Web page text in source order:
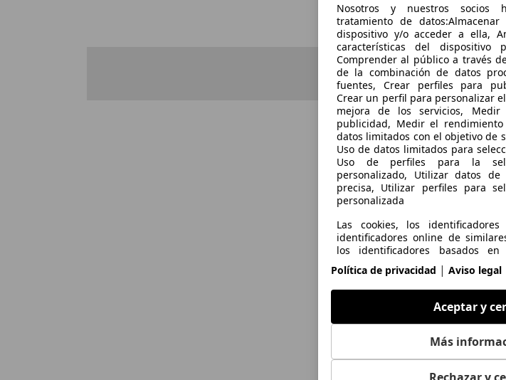
AL-MAKKA Datos
Nosotros y nuestros socios
tratamiento de
dispositivo y/o acceder a ella,
características del dispositivo
Comprender al público a través
de la combinación de datos
fuentes, Crear perfiles para
Crear un perfil para personalizar
mejora de los servicios,
publicidad, Medir el
datos limitados con el objetivo de
Uso de datos limitados para
Uso de perfiles para la
personalizado, Utilizar datos de
precisa, Utilizar perfiles para
personalizada
Las cookies, los
identificadores online de
los identificadores basados
identificadores asignados
identificadores basados en
información (p. ej., la
el idioma, el tamaño de la
compatibles, etc.), pueden
dispositivo a fin de reconocerlo
una aplicación o a una página
Puede cambiar sus ajustes y
Política de privacidad | Aviso legal
Aceptar y
Más